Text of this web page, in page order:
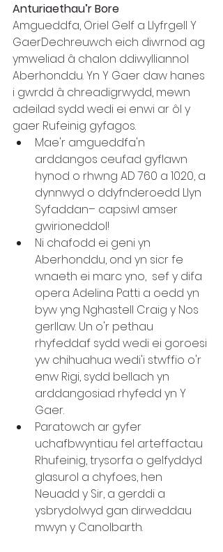
Anturiaethau’r Bore
Amgueddfa, Oriel Gelf a Llyfrgell Y
GaerDechreuwch eich diwrnod ag
ymweliad â chalon ddiwylliannol
Aberhonddu. Yn Y Gaer daw hanes
i gwrdd â chreadigrwydd, mewn
adeilad sydd wedi ei enwi ar ôl y
gaer Rufeinig gyfagos.
Mae'r amgueddfa'n
arddangos ceufad gyflawn
hynod o rhwng AD 760 a 1020, a
dynnwyd o ddyfnderoedd Llyn
Syfaddan– capsiwl amser
gwirioneddol!
Ni chafodd ei geni yn
Aberhonddu, ond yn sicr fe
wnaeth ei marc yno,  sef y difa
opera Adelina Patti a oedd yn
byw yng Nghastell Craig y Nos
gerllaw. Un o'r pethau
rhyfeddaf sydd wedi ei goroesi
yw chihuahua wedi'i stwffio o'r
enw Rigi, sydd bellach yn
arddangosiad rhyfedd yn Y
Gaer.
Paratowch ar gyfer
uchafbwyntiau fel arteffactau
Rhufeinig, trysorfa o gelfyddyd
glasurol a chyfoes, hen
Neuadd y Sir, a gerddi a
ysbrydolwyd gan dirweddau
mwyn y Canolbarth.